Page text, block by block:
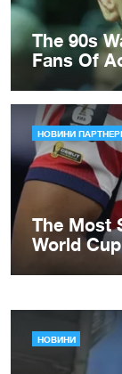
НОВИНИ